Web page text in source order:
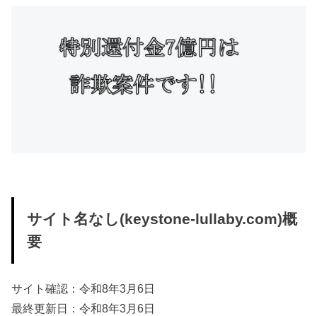
サイト名なし(keystone-lullaby.com)概
要
サイト確認：令和8年3月6日
最終更新日：令和8年3月6日